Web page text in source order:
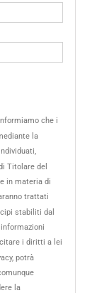
che i
la
Titolare del
in materia di
trattati
stabiliti dal
i diritti a lei
potrà
la